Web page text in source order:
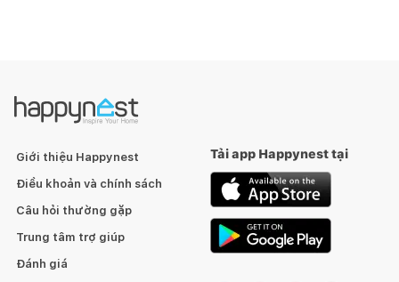
Giới thiệu Happynest
Điều khoản và chính sách
Câu hỏi thường gặp
Trung tâm trợ giúp
Đánh giá
Tải app Happynest tại